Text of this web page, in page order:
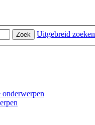
Zoek Uitgebreid zoeken